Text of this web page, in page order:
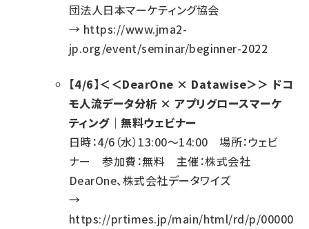
団法人日本マーケティング協会
→ https://www.jma2-
jp.org/event/seminar/beginner-2022
【4/6】＜＜DearOne × Datawise＞＞ ドコ
モ人流データ分析 × アプリグロースマーケ
ティング｜無料ウェビナー
日時：4/6（水）13:00～14:00 場所：ウェビ
ナー 参加費：無料 主催：株式会社
DearOne、株式会社データワイズ
→
https://prtimes.jp/main/html/rd/p/00000